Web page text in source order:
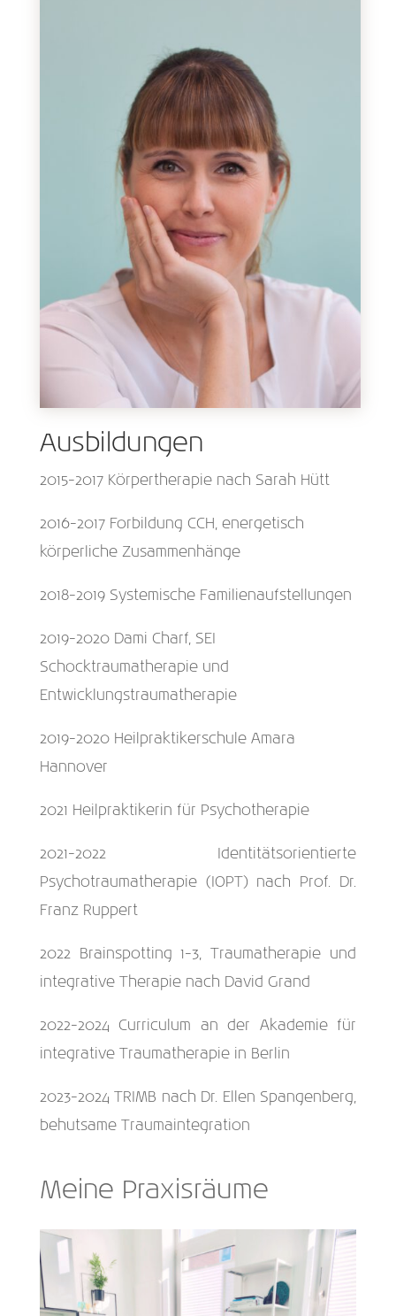
Ausbildungen
2015-2017 Körpertherapie nach Sarah Hütt
2016-2017 Forbildung CCH, energetisch
körperliche Zusammenhänge
2018-2019 Systemische Familienaufstellungen
2019-2020 Dami Charf, SEI
Schocktraumatherapie und
Entwicklungstraumatherapie
2019-2020 Heilpraktikerschule Amara
Hannover
2021 Heilpraktikerin für Psychotherapie
2021-2022 Identitätsorientierte
Psychotraumatherapie (IOPT) nach Prof. Dr.
Franz Ruppert
2022 Brainspotting 1-3, Traumatherapie und
integrative Therapie nach David Grand
2022-2024 Curriculum an der Akademie für
integrative Traumatherapie in Berlin
2023-2024 TRIMB nach Dr. Ellen Spangenberg,
behutsame Traumaintegration
Meine Praxisräume